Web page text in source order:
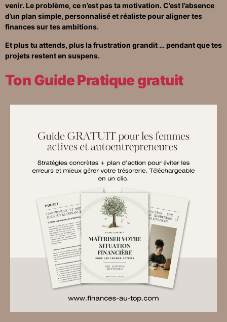
venir. Le problème, ce n’est pas ta motivation. C’est l’absence
d’un plan simple, personnalisé et réaliste pour aligner tes
finances sur tes ambitions.
Et plus tu attends, plus la frustration grandit … pendant que tes
projets restent en suspens.
Ton Guide Pratique gratuit